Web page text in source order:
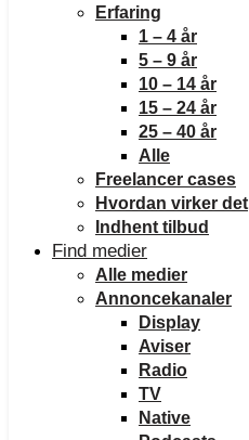
Erfaring
1 – 4 år
5 – 9 år
10 – 14 år
15 – 24 år
25 – 40 år
Alle
Freelancer cases
Hvordan virker det
Indhent tilbud
Find medier
Alle medier
Annoncekanaler
Display
Aviser
Radio
TV
Native